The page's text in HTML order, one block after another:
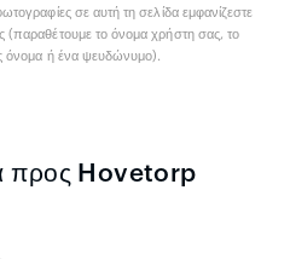
σε αυτή τη σελίδα εμφανίζεστε
(παραθέτουμε το όνομα χρήστη σας, το
όνομα ή ένα ψευδώνυμο).
προς Hovetorp